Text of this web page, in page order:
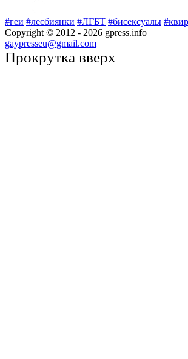
#геи #лесбиянки #ЛГБТ #бисексуалы #квир
Copyright © 2012 - 2026 gpress.info
gaypresseu@gmail.com
Прокрутка вверх